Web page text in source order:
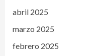
abril 2025
marzo 2025
febrero 2025